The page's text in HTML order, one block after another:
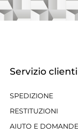
Servizio clienti
SPEDIZIONE
RESTITUZIONI
AIUTO E